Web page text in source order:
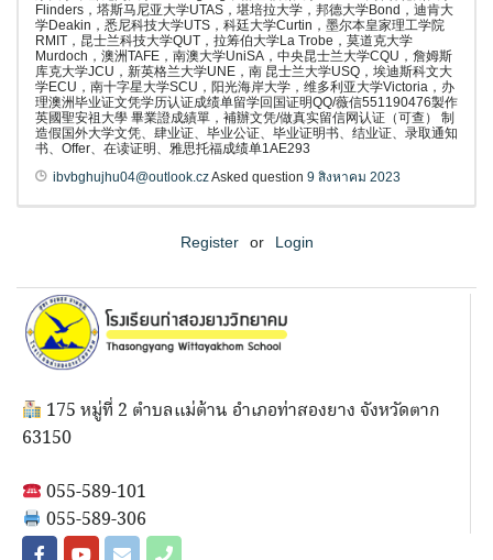
Flinders，塔斯马尼亚大学UTAS，堪培拉大学，邦德大学Bond，迪肯大
学Deakin，悉尼科技大学UTS，科廷大学Curtin，墨尔本皇家理工学院
RMIT，昆士兰科技大学QUT，拉筹伯大学La Trobe，莫道克大学
Murdoch，澳洲TAFE，南澳大学UniSA，中央昆士兰大学CQU，詹姆斯
库克大学JCU，新英格兰大学UNE，南 昆士兰大学USQ，埃迪斯科文大
学ECU，南十字星大学SCU，阳光海岸大学，维多利亚大学Victoria，办
理澳洲毕业证文凭学历认证成绩单留学回国证明QQ/薇信551190476製作
英國聖安祖大學 畢業證成績單，補辦文凭/做真实留信网认证（可查） 制
造假国外大学文凭、肆业证、毕业公证、毕业证明书、结业证、录取通知
书、Offer、在读证明、雅思托福成绩单1AE293
ibvbghujhu04@outlook.czAsked question 9 สิงหาคม 2023
Register or Login
175 หมู่ที่ 2 ตำบลแม่ต้าน อำเภอท่าสองยาง จังหวัดตาก
63150
055-589-101
055-589-306